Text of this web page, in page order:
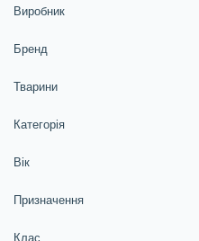
Виробник
Бренд
Тварини
Категорія
Вік
Призначення
Клас